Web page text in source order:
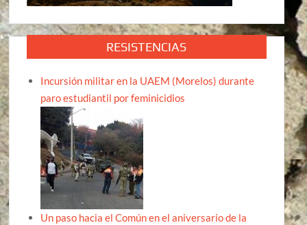
RESISTENCIAS
Incursión militar en la UAEM (Morelos) durante
paro estudiantil por feminicidios
Un paso hacia el Común en el aniversario de la